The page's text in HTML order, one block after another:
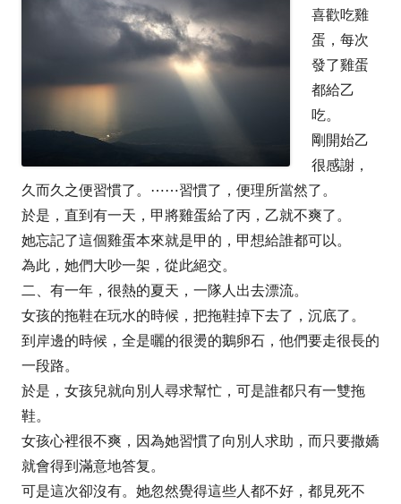
喜歡吃雞
蛋，每次
發了雞蛋
都給乙
吃。
剛開始乙
很感謝，
久而久之便習慣了。⋯⋯習慣了，便理所當然了。
於是，直到有一天，甲將雞蛋給了丙，乙就不爽了。
她忘記了這個雞蛋本來就是甲的，甲想給誰都可以。
為此，她們大吵一架，從此絕交。
二、有一年，很熱的夏天，一隊人出去漂流。
女孩的拖鞋在玩水的時候，把拖鞋掉下去了，沉底了。
到岸邊的時候，全是曬的很燙的鵝卵石，他們要走很長的
一段路。
於是，女孩兒就向別人尋求幫忙，可是誰都只有一雙拖
鞋。
女孩心裡很不爽，因為她習慣了向別人求助，而只要撒嬌
就會得到滿意地答复。
可是這次卻沒有。她忽然覺得這些人都不好，都見死不